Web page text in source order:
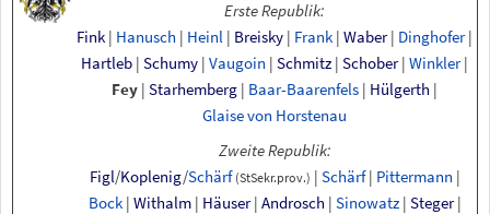
Erste Republik:
Fink | Hanusch | Heinl | Breisky | Frank | Waber | Dinghofer |
Hartleb | Schumy | Vaugoin | Schmitz | Schober | Winkler |
Fey | Starhemberg | Baar-Baarenfels | Hülgerth |
Glaisevon Horstenau
Zweite Republik:
Figl/Koplenig/Schärf (StSekr.prov.) | Schärf | Pittermann |
Bock | Withalm | Häuser | Androsch | Sinowatz | Steger |